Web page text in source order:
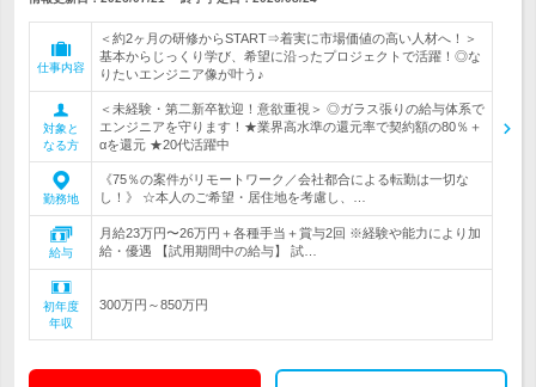
仕事内容
＜約2ヶ月の研修からSTART⇒着実に市場価値の高い人材へ！＞
基本からじっくり学び、希望に沿ったプロジェクトで活躍！◎な
りたいエンジニア像が叶う♪
対象と
なる方
＜未経験・第二新卒歓迎！意欲重視＞ ◎ガラス張りの給与体系で
エンジニアを守ります！★業界高水準の還元率で契約額の80％＋
αを還元 ★20代活躍中
勤務地
《75％の案件がリモートワーク／会社都合による転勤は一切な
し！》 ☆本人のご希望・居住地を考慮し、…
給与
月給23万円〜26万円＋各種手当＋賞与2回 ※経験や能力により加
給・優遇 【試用期間中の給与】 試…
初年度
年収
300万円～850万円